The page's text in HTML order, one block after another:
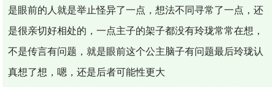
是眼前的人就是举止怪异了一点，想法不同寻常了一点，还
是很亲切好相处的，一点主子的架子都没有玲珑常常在想，
不是传言有问题，就是眼前这个公主脑子有问题最后玲珑认
真想了想，嗯，还是后者可能性更大